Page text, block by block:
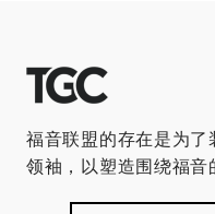
福音联盟的存在是为
领袖，以塑造围绕福音